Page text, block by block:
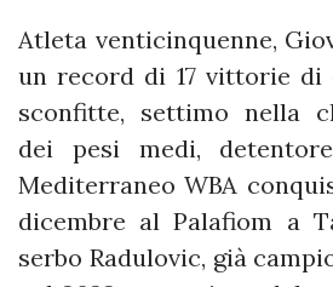
Atleta venticinquenne,
un record di 17 vittorie
sconfitte, settimo nella
dei pesi medi,
Mediterraneo WBA
dicembre al Palafiom a
serbo Radulovic, già